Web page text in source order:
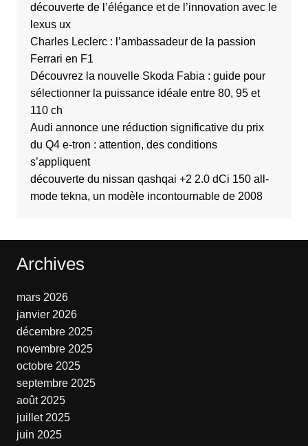
découverte de l’élégance et de l’innovation avec le
lexus ux
Charles Leclerc : l’ambassadeur de la passion
Ferrari en F1
Découvrez la nouvelle Skoda Fabia : guide pour
sélectionner la puissance idéale entre 80, 95 et
110 ch
Audi annonce une réduction significative du prix
du Q4 e-tron : attention, des conditions
s’appliquent
découverte du nissan qashqai +2 2.0 dCi 150 all-
mode tekna, un modèle incontournable de 2008
Archives
mars 2026
janvier 2026
décembre 2025
novembre 2025
octobre 2025
septembre 2025
août 2025
juillet 2025
juin 2025